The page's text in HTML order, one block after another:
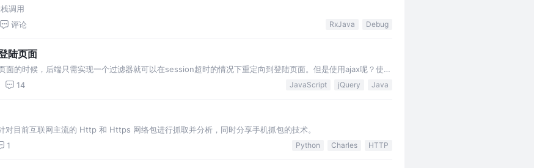
调用
评论 RxJava Debug
陆页面
的时候，后端只需实现一个过滤器就可以在session超时的情况下重定向到登陆页面。但是使用ajax呢？使用
跳转。下面就针对这个问题来贴上我的前后端代码。 1、session过…
14 JavaScript jQuery Java
对目前互联网主流的 Http 和 Https 网络包进行抓取并分析，同时分享手机抓包的技术。
1 Python Charles HTTP